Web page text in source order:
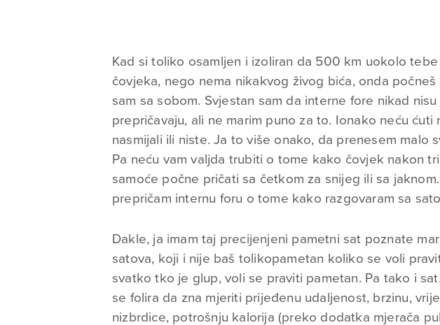
Kad si toliko osamljen i izoliran da 500 km uokolo
čovjeka, nego nema nikakvog živog bića, onda
sam sa sobom. Svjestan sam da interne fore nikad
prepričavaju, ali ne marim puno za to. Ionako neću ćuti
nasmijali ili niste. Ja to više onako, da prenesem malo
Pa neću vam valjda trubiti o tome kako čovjek nakon
samoće počne pričati sa četkom za snijeg ili sa
prepričam internu foru o tome kako razgovaram sa
Dakle, ja imam taj precijenjeni pametni sat poznate
satova, koji i nije baš tolikopametan koliko se voli
svatko tko je glup, voli se praviti pametan. Pa tako i
se folira da zna mjeriti prijeđenu udaljenost, brzinu,
nizbrdice, potrošnju kalorija (preko dodatka mjerača